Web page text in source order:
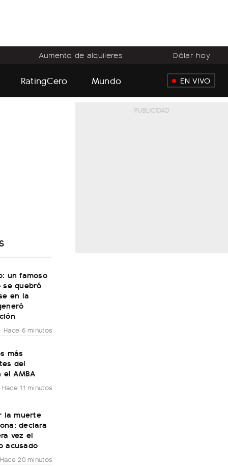
Aumento de alquileres Dólar hoy
RatingCero Mundo EN VIVO
un famoso
se quebró
en la
Hace 6 minutos
más
del
AMBA
Hace 11 minutos
la muerte
declara
vez el
acusado
Hace 20 minutos